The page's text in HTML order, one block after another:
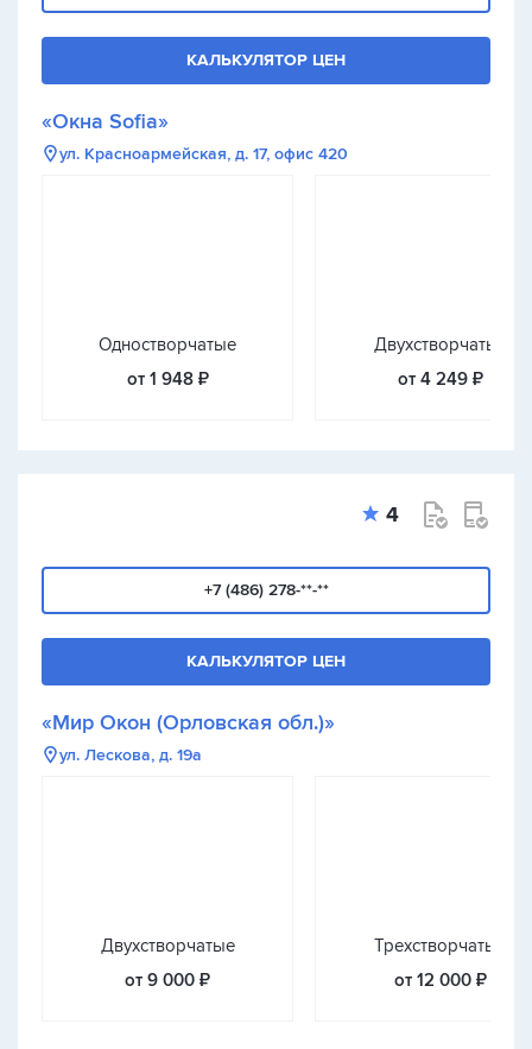
КАЛЬКУЛЯТОР ЦЕН
«Окна Sofia»
ул. Красноармейская, д. 17, офис 420
Одностворчатые
от 1 948 ₽
Двухстворчатые
от 4 249 ₽
4
+7 (486) 278-**-**
КАЛЬКУЛЯТОР ЦЕН
«Мир Окон (Орловская обл.)»
ул. Лескова, д. 19а
Двухстворчатые
от 9 000 ₽
Трехстворчатые
от 12 000 ₽